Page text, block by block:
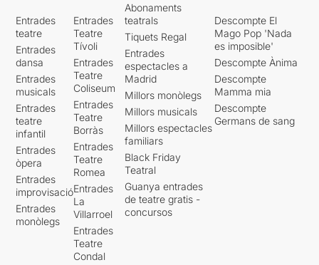
Entrades
teatre
Entrades
dansa
Entrades
musicals
Entrades
teatre
infantil
Entrades
òpera
Entrades
improvisació
Entrades
monòlegs
Entrades
Teatre
Tívoli
Entrades
Teatre
Coliseum
Entrades
Teatre
Borràs
Entrades
Teatre
Romea
Entrades
La
Villarroel
Entrades
Teatre
Condal
Abonaments
teatrals
Tiquets Regal
Entrades
espectacles a
Madrid
Millors monòlegs
Millors musicals
Millors espectacles
familiars
Black Friday
Teatral
Guanya entrades
de teatre gratis -
concursos
Descompte El
Mago Pop 'Nada
es imposible'
Descompte Ànima
Descompte
Mamma mia
Descompte
Germans de sang